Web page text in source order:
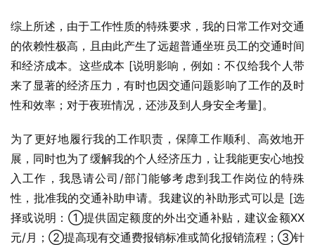
综上所述，由于工作性质的特殊要求，我的日常工作对交通
的依赖性极高，且由此产生了远超普通坐班员工的交通时间
和经济成本。这些成本 [说明影响，例如：不仅给我个人带
来了显著的经济压力，有时也因交通问题影响了工作的及时
性和效率；对于夜班情况，还涉及到人身安全考量]。
为了更好地履行我的工作职责，保障工作顺利、高效地开
展，同时也为了缓解我的个人经济压力，让我能更安心地投
入工作，我恳请公司/部门能够考虑到我工作岗位的特殊
性，批准我的交通补助申请。我建议的补助形式可以是 [选
择或说明：①提供固定额度的外出交通补贴，建议金额XX
元/月；②提高现有交通费报销标准或简化报销流程；③针